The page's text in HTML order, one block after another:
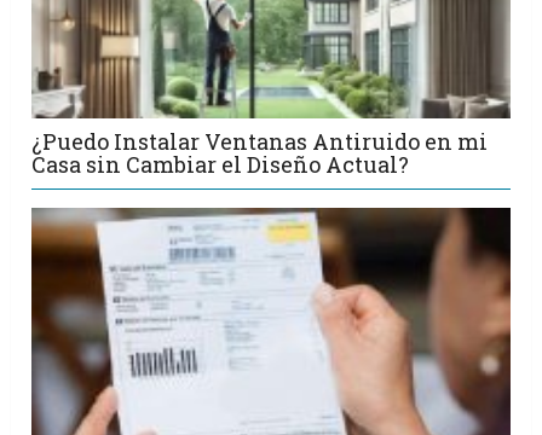
¿Puedo Instalar Ventanas Antiruido en mi
Casa sin Cambiar el Diseño Actual?